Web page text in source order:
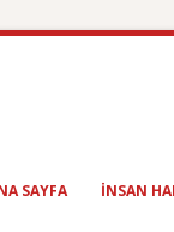
SAYFA INSAN